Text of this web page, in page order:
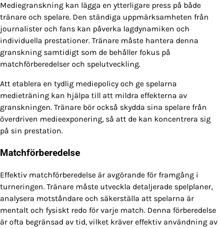
Mediegranskning kan lägga en ytterligare press på både
tränare och spelare. Den ständiga uppmärksamheten från
journalister och fans kan påverka lagdynamiken och
individuella prestationer. Tränare måste hantera denna
granskning samtidigt som de behåller fokus på
matchförberedelser och spelutveckling.
Att etablera en tydlig mediepolicy och ge spelarna
medieträning kan hjälpa till att mildra effekterna av
granskningen. Tränare bör också skydda sina spelare från
överdriven medieexponering, så att de kan koncentrera sig
på sin prestation.
Matchförberedelse
Effektiv matchförberedelse är avgörande för framgång i
turneringen. Tränare måste utveckla detaljerade spelplaner,
analysera motståndare och säkerställa att spelarna är
mentalt och fysiskt redo för varje match. Denna förberedelse
är ofta begränsad av tid, vilket kräver effektiv användning av